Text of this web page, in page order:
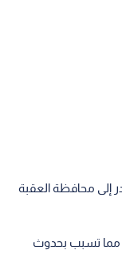
إلى محافظة العقبة
مما تسبب بحدوث